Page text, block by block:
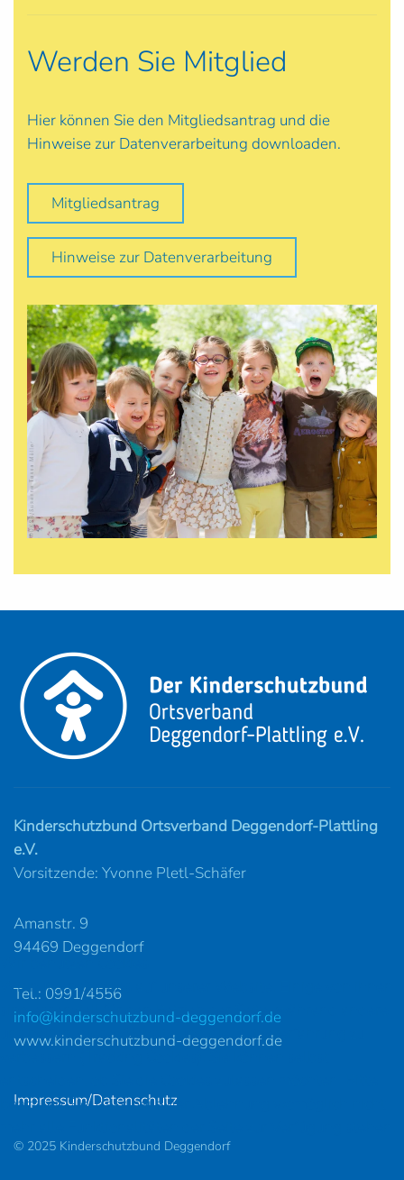
Werden Sie Mitglied
Hier können Sie den Mitgliedsantrag und die
Hinweise zur Datenverarbeitung downloaden.
Mitgliedsantrag
Hinweise zur Datenverarbeitung
Kinderschutzbund Ortsverband Deggendorf-Plattling
e.V.
Vorsitzende: Yvonne Pletl-Schäfer
Amanstr. 9
94469 Deggendorf
Tel.: 0991/4556
info@kinderschutzbund-deggendorf.de
www.kinderschutzbund-deggendorf.de
Impressum/Datenschutz
© 2025 Kinderschutzbund Deggendorf
Wir nutzen Cookies auf unserer Website. Einige von ihnen
sind essenziell für den Betrieb der Seite, während andere
uns helfen, diese Website und die Nutzererfahrung zu
beachten Sie, dass bei einer Ablehnung womöglich nicht